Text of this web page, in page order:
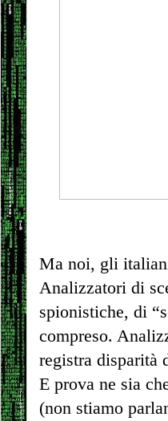
Ma noi, gli
Analizzatori di
spionistiche, di
compreso.
registra disparità
E prova ne sia
(non stiamo